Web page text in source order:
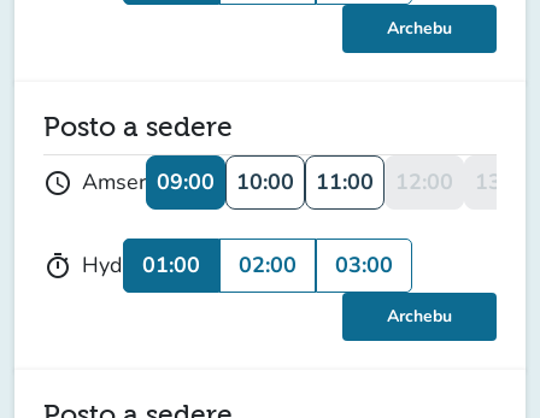
Archebu
Posto a sedere
schedule Amser 09:00 10:00 11:00 12:00 13:00
timer Hyd 01:00 02:00 03:00
Archebu